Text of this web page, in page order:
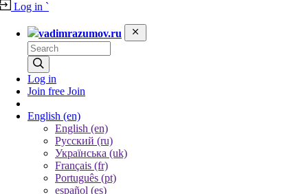
Log in `
vadimrazumov.ru
Log in
Join free Join
English (en)
English (en)
Русский (ru)
Українська (uk)
Français (fr)
Português (pt)
español (es)